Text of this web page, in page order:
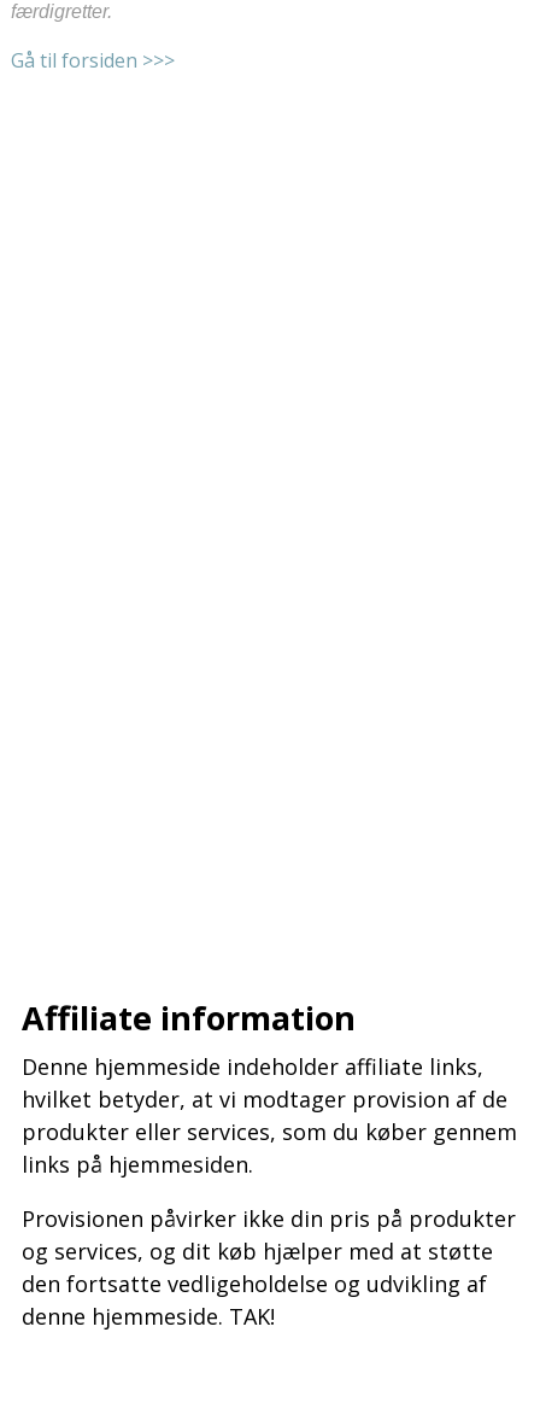
færdigretter.
Gå til forsiden >>>
Affiliate information
Denne hjemmeside indeholder affiliate links,
hvilket betyder, at vi modtager provision af de
produkter eller services, som du køber gennem
links på hjemmesiden.
Provisionen påvirker ikke din pris på produkter
og services, og dit køb hjælper med at støtte
den fortsatte vedligeholdelse og udvikling af
denne hjemmeside. TAK!